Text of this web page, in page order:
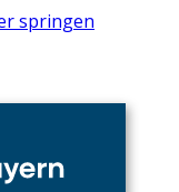
springen